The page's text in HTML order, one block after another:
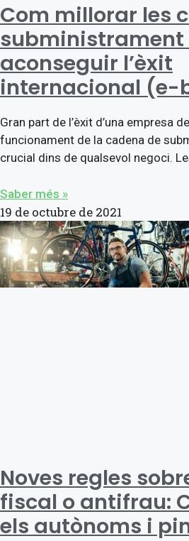
Com millorar les
subministrament
aconseguir l’èxit
internacional (e-
Gran part de l’èxit d’una empresa
funcionament de la cadena de
crucial dins de qualsevol negoci.
Saber més »
19 de octubre de 2021
Noves regles
fiscal o antifrau:
els autònoms i